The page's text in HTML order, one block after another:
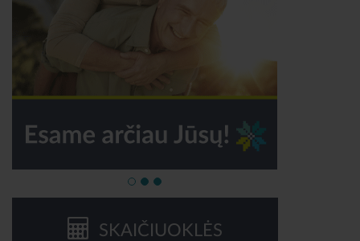
SKAIČIUOKLĖS